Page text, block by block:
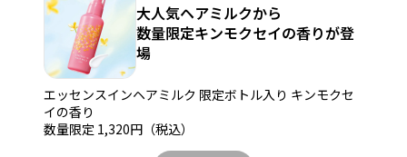
大人気ヘアミルクから
数量限定キンモクセイの香りが登
場
エッセンスインヘアミルク 限定ボトル入り キンモクセ
イの香り
数量限定 1,320円（税込）